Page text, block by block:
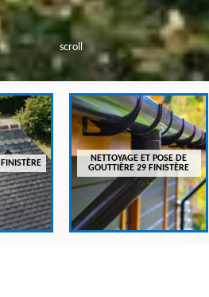
scroll
NETTOYAGE ET POSE DE
GOUTTIÈRE 29 FINISTÈRE